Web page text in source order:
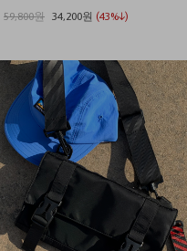
59,800원 34,200원 (43%↓)